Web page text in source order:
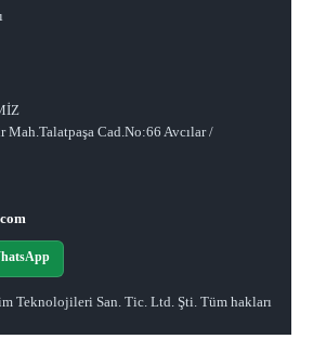
Cad.No:66 Avcılar /
Teknolojileri San. Tic. Ltd. Şti. Tüm hakları